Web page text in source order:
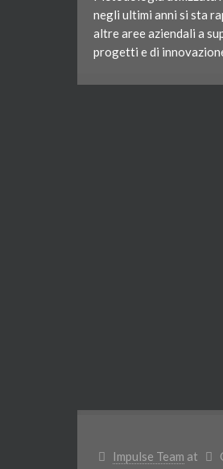
negli ultimi anni si sta
altre aree aziendali a
progetti e di
Impulse Team at